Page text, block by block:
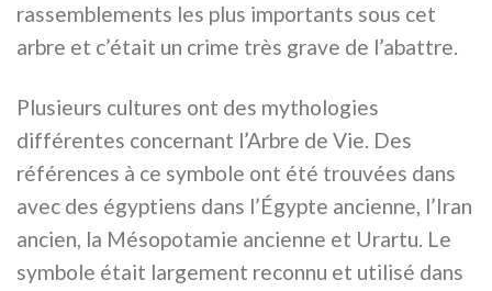
rassemblements les plus importants sous cet
arbre et c’était un crime très grave de l’abattre.
Plusieurs cultures ont des mythologies
différentes concernant l’Arbre de Vie. Des
références à ce symbole ont été trouvées dans
avec des égyptiens dans l’Égypte ancienne, l’Iran
ancien, la Mésopotamie ancienne et Urartu. Le
symbole était largement reconnu et utilisé dans